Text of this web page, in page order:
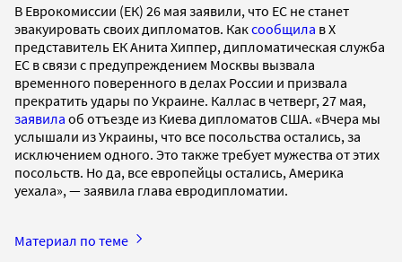
В Еврокомиссии (ЕК) 26 мая заявили, что ЕС не станет
эвакуировать своих дипломатов. Каксообщила в X
представитель ЕК Анита Хиппер, дипломатическая служба
ЕС в связи с предупреждением Москвы вызвала
временного поверенного в делах России и призвала
прекратить удары по Украине. Каллас в четверг, 27 мая,
заявила об отъезде из Киева дипломатов США. «Вчера мы
услышали из Украины, что все посольства остались, за
исключением одного. Это также требует мужества от этих
посольств. Но да, все европейцы остались, Америка
уехала», — заявила глава евродипломатии.
Материал по теме